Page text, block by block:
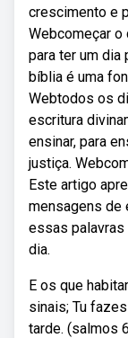
crescimento e
Webcomeçar o
para ter um dia
bíblia é uma
Webtodos os
escritura
ensinar, para
justiça.
Este artigo
mensagens de
essas
dia.
E os que
sinais; Tu
tarde. (salmos